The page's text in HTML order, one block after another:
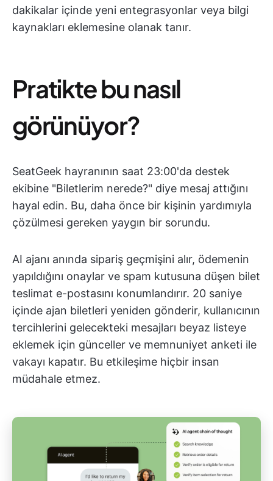
dakikalar içinde yeni entegrasyonlar veya bilgi
kaynakları eklemesine olanak tanır.
Pratikte bu nasıl
görünüyor?
SeatGeek hayranının saat 23:00'da destek
ekibine "Biletlerim nerede?" diye mesaj attığını
hayal edin. Bu, daha önce bir kişinin yardımıyla
çözülmesi gereken yaygın bir sorundu.
AI ajanı anında sipariş geçmişini alır, ödemenin
yapıldığını onaylar ve spam kutusuna düşen bilet
teslimat e-postasını konumlandırır. 20 saniye
içinde ajan biletleri yeniden gönderir, kullanıcının
tercihlerini gelecekteki mesajları beyaz listeye
eklemek için günceller ve memnuniyet anketi ile
vakayı kapatır. Bu etkileşime hiçbir insan
müdahale etmez.